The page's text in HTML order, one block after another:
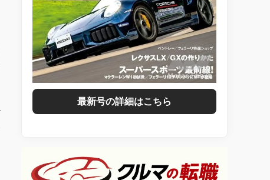
最新号の詳細はこちら